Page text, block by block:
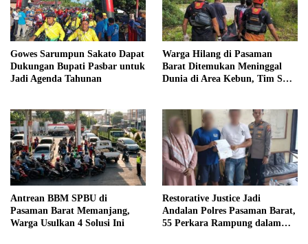
Gowes Sarumpun Sakato Dapat
Dukungan Bupati Pasbar untuk
Jadi Agenda Tahunan
Warga Hilang di Pasaman
Barat Ditemukan Meninggal
Dunia di Area Kebun, Tim SAR
Antrean BBM SPBU di
Pasaman Barat Memanjang,
Warga Usulkan 4 Solusi Ini
Restorative Justice Jadi
Andalan Polres Pasaman Barat,
55 Perkara Rampung dalam